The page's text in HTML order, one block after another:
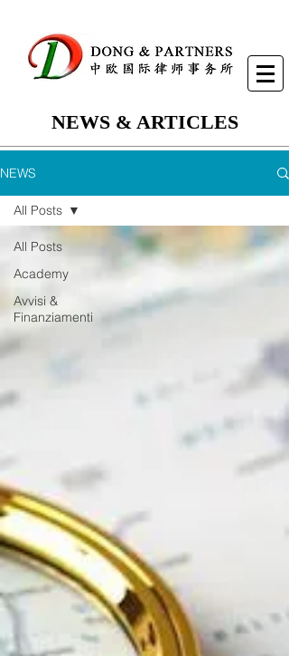
NEWS & ARTICLES
NEWS
All Posts
Academy
Avvisi &
Finanziamenti
All Posts